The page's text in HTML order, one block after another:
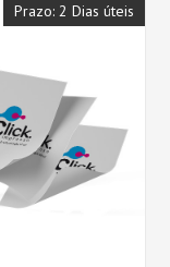
Prazo: 2 Dias úteis